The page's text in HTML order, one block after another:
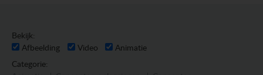
Bekijk:
Afbeelding
Video
Animatie
Categorie: